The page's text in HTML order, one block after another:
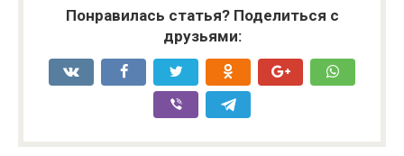
Понравилась статья? Поделиться с
друзьями: